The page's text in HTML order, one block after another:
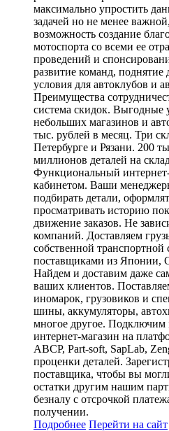
максимально упростить
задачей но не менее
возможность создание
мотоспорта со всеми ее
проведений и
развитие команд,
условия для автоклубов и
Преимущества
система скидок. Выгодные
небольших магазинов и
тыс. рублей в месяц. Три
Петербурге и Рязани. 200
миллионов деталей на
Функциональный
кабинетом. Ваши
подбирать детали,
просматривать историю
движение заказов. Не
компаний. Доставляем
собственной транспортной
поставщиками из
Найдем и доставим даже
ваших клиентов.
иномарок, грузовиков и
шины, аккумуляторы,
многое другое.
интернет-магазин на
ABCP, Part-soft, SapLab,
проценки деталей.
поставщика, чтобы вы
остатки другим нашим
безналу с отсрочкой
получении.
Подробнее Перейти на сайт